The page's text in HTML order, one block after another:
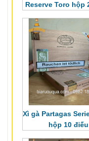
Reserve Toro hộp
Xì gà Partagas
hộp 10 điếu